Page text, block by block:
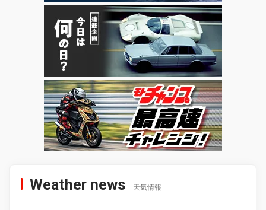
Weather news 天気情報